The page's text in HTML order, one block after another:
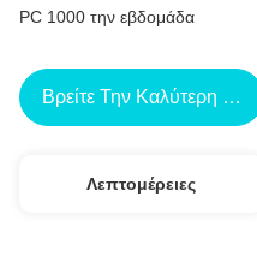
PC 1000 την εβδομάδα
Βρείτε Την Καλύτερη Τιμή
Λεπτομέρειες